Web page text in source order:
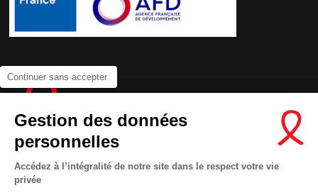
Continuer sans accepter
Gestion des données
personnelles
Accédez à l’intégralité de notre site dans le respect votre vie
privée
Contactez-nous